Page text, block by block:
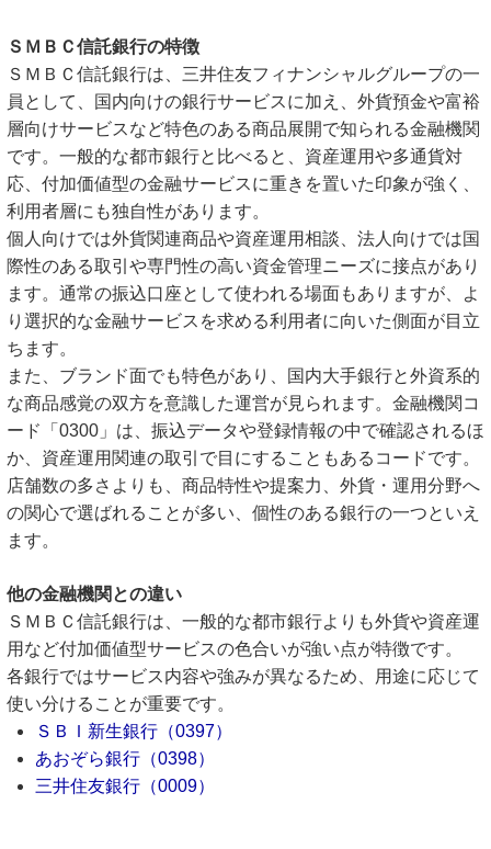
ＳＭＢＣ信託銀行の特徴
ＳＭＢＣ信託銀行は、三井住友フィナンシャルグループの一
員として、国内向けの銀行サービスに加え、外貨預金や富裕
層向けサービスなど特色のある商品展開で知られる金融機関
です。一般的な都市銀行と比べると、資産運用や多通貨対
応、付加価値型の金融サービスに重きを置いた印象が強く、
利用者層にも独自性があります。
個人向けでは外貨関連商品や資産運用相談、法人向けでは国
際性のある取引や専門性の高い資金管理ニーズに接点があり
ます。通常の振込口座として使われる場面もありますが、よ
り選択的な金融サービスを求める利用者に向いた側面が目立
ちます。
また、ブランド面でも特色があり、国内大手銀行と外資系的
な商品感覚の双方を意識した運営が見られます。金融機関コ
ード「0300」は、振込データや登録情報の中で確認されるほ
か、資産運用関連の取引で目にすることもあるコードです。
店舗数の多さよりも、商品特性や提案力、外貨・運用分野へ
の関心で選ばれることが多い、個性のある銀行の一つといえ
ます。
他の金融機関との違い
ＳＭＢＣ信託銀行は、一般的な都市銀行よりも外貨や資産運
用など付加価値型サービスの色合いが強い点が特徴です。
各銀行ではサービス内容や強みが異なるため、用途に応じて
使い分けることが重要です。
ＳＢＩ新生銀行（0397）
あおぞら銀行（0398）
三井住友銀行（0009）